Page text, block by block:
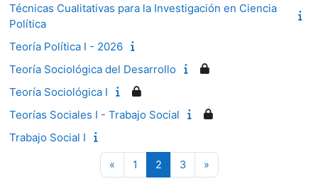
Técnicas Cualitativas para la Investigación en Ciencia
Política
Teoría Política I - 2026
Teoría Sociológica del Desarrollo
Teoría Sociológica I
Teorías Sociales I - Trabajo Social
Trabajo Social I
«Página anterior
1 Página 1
2Página 2
3Página 3
»Siguiente página